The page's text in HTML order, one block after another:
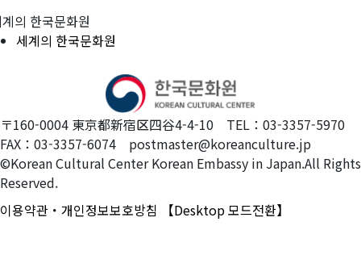
의 한국문화원
세계의 한국문화원
〒160-0004 東京都新宿区四谷4-4-10 TEL：03-3357-5970
FAX：03-3357-6074 postmaster@koreanculture.jp
©Korean Cultural Center Korean Embassy in Japan.All Rights
Reserved.
이용약관・개인정보보호방침
【Desktop 모드전환】